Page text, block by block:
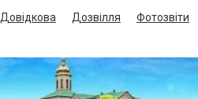
Довідкова Дозвілля Фотозвіти